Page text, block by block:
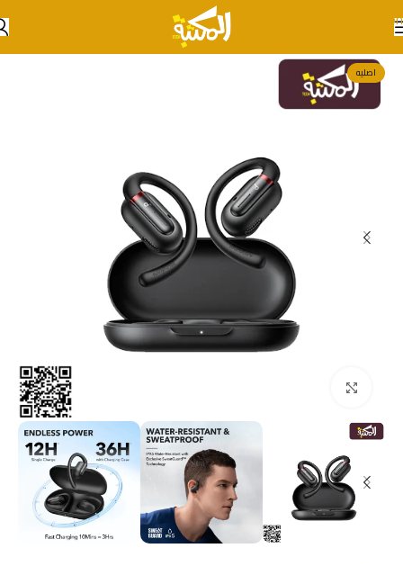
Skip to navigation
Skip to main content
اصليه